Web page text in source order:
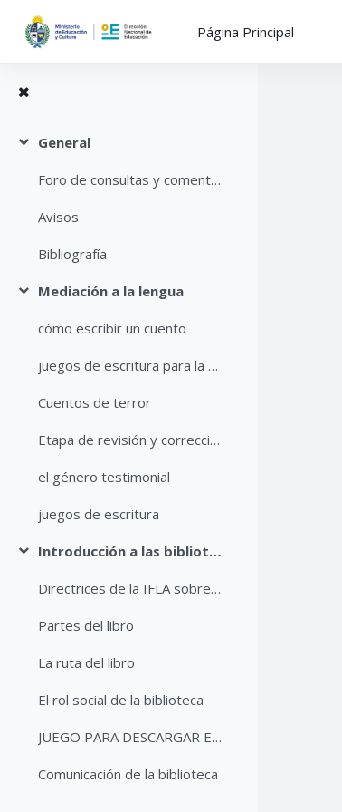
Página Principal
Colapsar
General
Foro de consultas y comentarios
Avisos
Bibliografía
Colapsar
Mediación a la lengua
cómo escribir un cuento
juegos de escritura para la creación de cuentos
Cuentos de terror
Etapa de revisión y corrección
el género testimonial
juegos de escritura
Colapsar Introducción a las bibliotecas en cárceles
Directrices de la IFLA sobre servicios bibliotecarios en cárceles
Partes del libro
La ruta del libro
El rol social de la biblioteca
JUEGO PARA DESCARGAR E IMPRIMIR: Un libro y muchas personas
Comunicación de la biblioteca